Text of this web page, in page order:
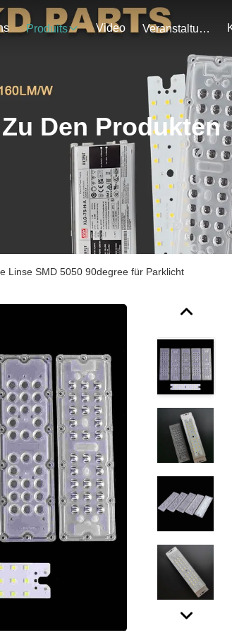
Produits Video Veranstaltungen
Den Produkten
Linse SMD 5050 90degree für Parklicht